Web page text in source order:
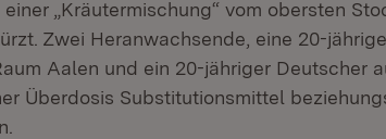
„Kräutermischung“ vom obersten
Zwei Heranwachsende, eine 20-jährige
Aalen und ein 20-jähriger Deutscher
Überdosis Substitutionsmittel